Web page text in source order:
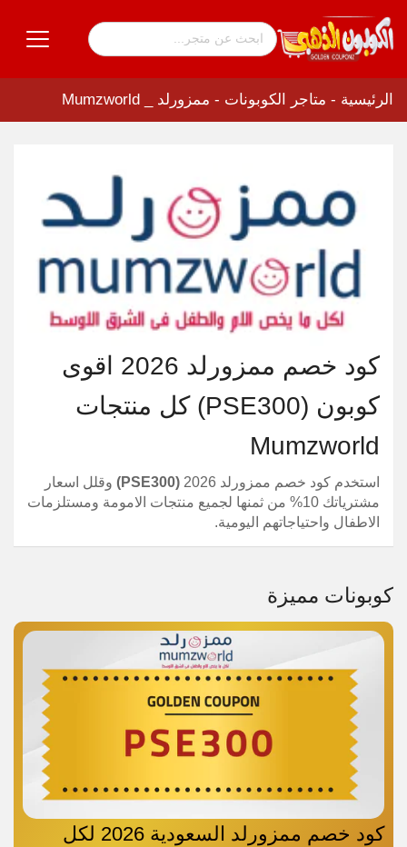
الرئيسية - متاجر الكوبونات - ممزورلد _ Mumzworld
كود خصم ممزورلد 2026 اقوى
كوبون (PSE300) كل منتجات
Mumzworld
استخدم كود خصم ممزورلد 2026 (PSE300)
وقلل اسعار
مشترياتك 10% من ثمنها لجميع منتجات الامومة ومستلزمات
الاطفال واحتياجاتهم اليومية.
كوبونات مميزة
كود خصم ممزورلد السعودية 2026 لكل